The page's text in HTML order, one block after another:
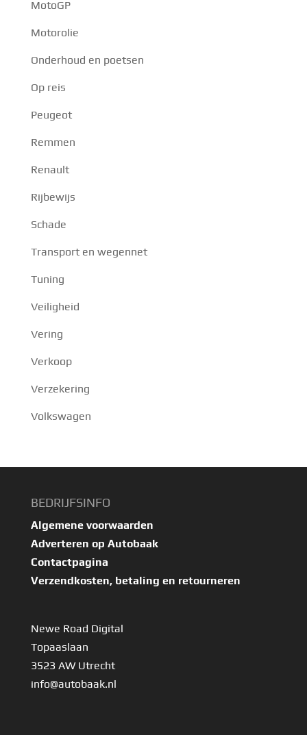
MotoGP
Motorolie
Onderhoud en poetsen
Op reis
Peugeot
Remmen
Renault
Rijbewijs
Schade
Transport en wegennet
Tuning
Veiligheid
Vering
Verkoop
Verzekering
Volkswagen
BEDRIJFSINFO
Algemene voorwaarden
Adverteren op Autobaak
Contactpagina
Verzendkosten, betaling en retourneren
Newe Road Digital
Topaaslaan
3523 AW Utrecht
info@autobaak.nl